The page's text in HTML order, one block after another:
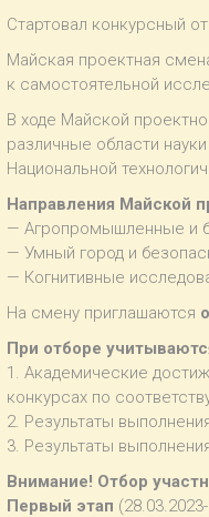
Стартовал конкурсный
Майская проектная
к самостоятельной
В ходе Майской
различные области
Национальной
Направления Майской
— Агропромышленные и
— Умный город и
— Когнитивные
На смену приглашаются
При отборе
1. Академические
конкурсах по
2. Результаты
3. Результаты
Внимание! Отбор
Первый этап